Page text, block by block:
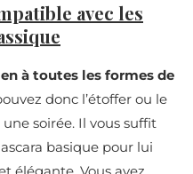
avec les
à toutes les formes de
donc l’étoffer ou le
soirée. Il vous suffit
basique pour lui